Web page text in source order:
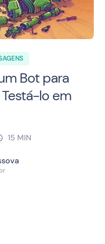
Bot para
lo em
15 MIN